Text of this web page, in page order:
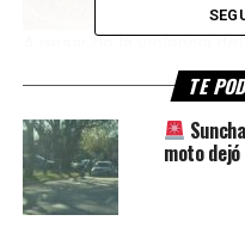
A pesar de la violencia
únicamente daños
Fuentes consultadas
Ruta Nacional 34 no se
se desarrolla con
TE
moto